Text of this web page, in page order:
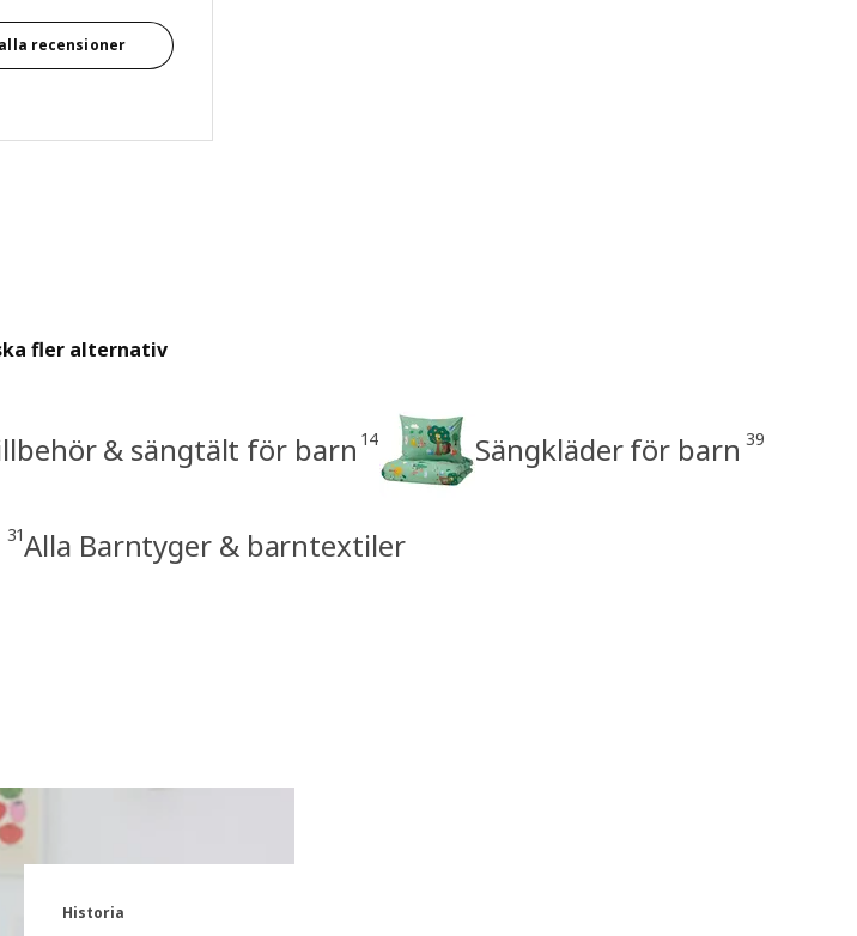
recensioner
fler alternativ
& sängtält för barn 14 Sängkläder för barn 39
31Alla Barntyger & barntextiler
Historia